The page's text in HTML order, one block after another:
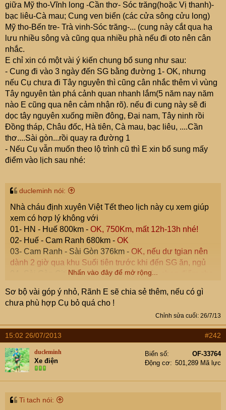
giữa Mỹ tho-Vĩnh long -Cần thơ- Sóc trăng(hoặc Vị thanh)-
bạc liêu-Cà mau; Cung ven biển (các cửa sông cửu long)
Mỹ tho-Bến tre- Trà vinh-Sóc trăng-... (cung này cắt qua hạ
lưu nhiều sông và cũng qua nhiều phà nếu đi oto nên cân
nhắc.
E chỉ xin có một vài ý kiến chung bổ sung như sau:
- Cung đi vào 3 ngày đến SG bằng đường 1- OK, nhưng
nếu Cụ chưa đi Tây nguyên thì cũng cân nhắc thêm vì vùng
Tây nguyên tàn phá cảnh quan nhanh lắm(5 năm nay năm
nào E cũng qua nên cảm nhận rõ). nếu đi cung này sẽ đi
dọc tây nguyên xuống miền đông, Đại nam, Tây ninh rồi
Đồng tháp, Châu đốc, Hà tiên, Cà mau, bạc liêu, ....Cần
thơ....Sài gòn...rồi quay ra đường 1
- Nếu Cụ vẫn muốn theo lộ trình cũ thì E xin bổ sung mấy
điểm vào lịch sau nhé:
ducleminh nói:
Nhà cháu định xuyên Việt Tết theo lịch này cụ xem giúp
xem có hợp lý không với
01- HN - Huế 800km - OK, 750Km, mất 12h-13h nhé!
02- Huế - Cam Ranh 680km - OK
03- Cam Ranh - Sài Gòn 376km - OK, nếu dư tgian nên
dành 2 giờ qua khu Suối tiên trước khi đến SG ăn, ngủ
04- Sài Gòn Citi Tour Nếu đã đi rồi thì nên chọn điểm cho
gì thêm thì chiều nên di chuyển theo 2 phương án
1. Đi theo cung phía tây: xuống nghỉ tại Tiền giang để
sáng hôm sau đi thăm chợ nổi sớm và thăm các cồn(cù
lao) của Bến tre (Bến tre chỉ đẹp ở mấy cái cồn này, còn
lại ko có gì đáng tham quan nhất là chạy 4 bánh - chỉ đi
qua cho biết
2. Đi theo cung phía đông đủ thời gian xuống Đồng tháp
và tham quan tràm chim, tối ngủ đông tháp, sáng hôm sau
Phú quốc...
Nhấn vào đây để mở rộng...
Sơ bộ vài góp ý nhỏ, Rãnh E sẽ chia sẻ thêm, nếu có gì
chưa phù hợp Cụ bỏ quá cho !
Chỉnh sửa cuối: 26/7/13
15:02 26/07/2013 #242
ducleminh
Xe điện
Biển số
OF-33764
Động cơ
501,289 Mã lực
Ti tach nói: